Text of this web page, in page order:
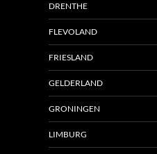
DRENTHE
FLEVOLAND
FRIESLAND
GELDERLAND
GRONINGEN
LIMBURG